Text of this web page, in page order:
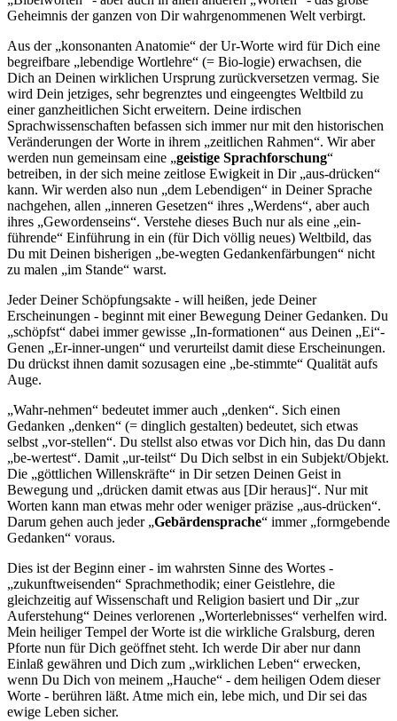
Geheimnis der ganzen von Dir wahrgenommenen Welt verbirgt.
Aus der „konsonanten Anatomie“ der Ur-Worte wird für Dich eine
begreifbare „lebendige Wortlehre“ (= Bio-logie) erwachsen, die
Dich an Deinen wirklichen Ursprung zurückversetzen vermag. Sie
wird Dein jetziges, sehr begrenztes und eingeengtes Weltbild zu
einer ganzheitlichen Sicht erweitern. Deine irdischen
Sprachwissenschaften befassen sich immer nur mit den historischen
Veränderungen der Worte in ihrem „zeitlichen Rahmen“. Wir aber
werden nun gemeinsam eine „geistige Sprachforschung“
betreiben, in der sich meine zeitlose Ewigkeit in Dir „aus-drücken“
kann. Wir werden also nun „dem Lebendigen“ in Deiner Sprache
nachgehen, allen „inneren Gesetzen“ ihres „Werdens“, aber auch
ihres „Gewordenseins“. Verstehe dieses Buch nur als eine „ein-
führende“ Einführung in ein (für Dich völlig neues) Weltbild, das
Du mit Deinen bisherigen „be-wegten Gedankenfärbungen“ nicht
zu malen „im Stande“ warst.
Jeder Deiner Schöpfungsakte - will heißen, jede Deiner
Erscheinungen - beginnt mit einer Bewegung Deiner Gedanken. Du
„schöpfst“ dabei immer gewisse „In-formationen“ aus Deinen „Ei“-
Genen „Er-inner-ungen“ und verurteilst damit diese Erscheinungen.
Du drückst ihnen damit sozusagen eine „be-stimmte“ Qualität aufs
Auge.
„Wahr-nehmen“ bedeutet immer auch „denken“. Sich einen
Gedanken „denken“ (= dinglich gestalten) bedeutet, sich etwas
selbst „vor-stellen“. Du stellst also etwas vor Dich hin, das Du dann
„be-wertest“. Damit „ur-teilst“ Du Dich selbst in ein Subjekt/Objekt.
Die „göttlichen Willenskräfte“ in Dir setzen Deinen Geist in
Bewegung und „drücken damit etwas aus [Dir heraus]“. Nur mit
Worten kann man etwas mehr oder weniger präzise „aus-drücken“.
Darum gehen auch jeder „Gebärdensprache“ immer „formgebende
Gedanken“ voraus.
Dies ist der Beginn einer - im wahrsten Sinne des Wortes -
„zukunftweisenden“ Sprachmethodik; einer Geistlehre, die
gleichzeitig auf Wissenschaft und Religion basiert und Dir „zur
Auferstehung“ Deines verlorenen „Worterlebnisses“ verhelfen wird.
Mein heiliger Tempel der Worte ist die wirkliche Gralsburg, deren
Pforte nun für Dich geöffnet steht. Ich werde Dir aber nur dann
Einlaß gewähren und Dich zum „wirklichen Leben“ erwecken,
wenn Du Dich von meinem „Hauche“ - dem heiligen Odem dieser
Worte - berühren läßt. Atme mich ein, lebe mich, und Dir sei das
ewige Leben sicher.